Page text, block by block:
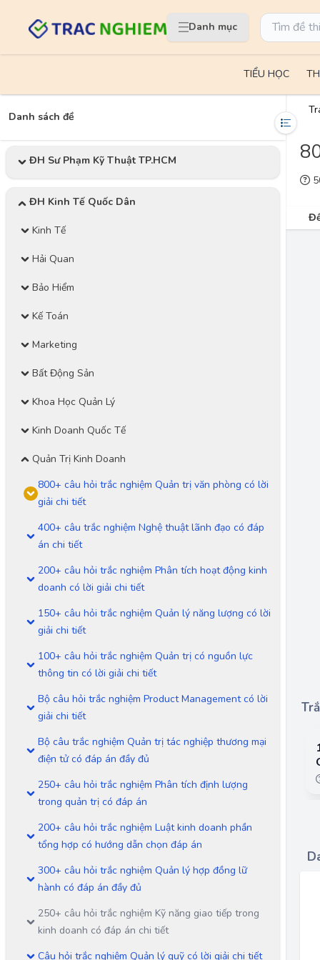
Danh mục
TIỂU HỌC
Danh sách đề
ĐH Sư Phạm Kỹ Thuật TP.HCM
ĐH Kinh Tế Quốc Dân
Kinh Tế
Hải Quan
Bảo Hiểm
Kế Toán
Marketing
Bất Động Sản
Khoa Học Quản Lý
Kinh Doanh Quốc Tế
Quản Trị Kinh Doanh
800+ câu hỏi trắc nghiệm Quản trị văn phòng có lời
giải chi tiết
400+ câu trắc nghiệm Nghệ thuật lãnh đạo có đáp
án chi tiết
200+ câu hỏi trắc nghiệm Phân tích hoạt động kinh
doanh có lời giải chi tiết
150+ câu hỏi trắc nghiệm Quản lý năng lượng có lời
giải chi tiết
100+ câu hỏi trắc nghiệm Quản trị có nguồn lực
thông tin có lời giải chi tiết
Bộ câu hỏi trắc nghiệm Product Management có lời
giải chi tiết
Bộ câu trắc nghiệm Quản trị tác nghiệp thương mại
điện tử có đáp án đầy đủ
250+ câu hỏi trắc nghiệm Phân tích định lượng
trong quản trị có đáp án
200+ câu hỏi trắc nghiệm Luật kinh doanh phần
tổng hợp có hướng dẫn chọn đáp án
300+ câu hỏi trắc nghiệm Quản lý hợp đồng lữ
hành có đáp án đầy đủ
250+ câu hỏi trắc nghiệm Kỹ năng giao tiếp trong
kinh doanh có đáp án chi tiết
Câu hỏi trắc nghiệm Quản lý quỹ có lời giải chi tiết